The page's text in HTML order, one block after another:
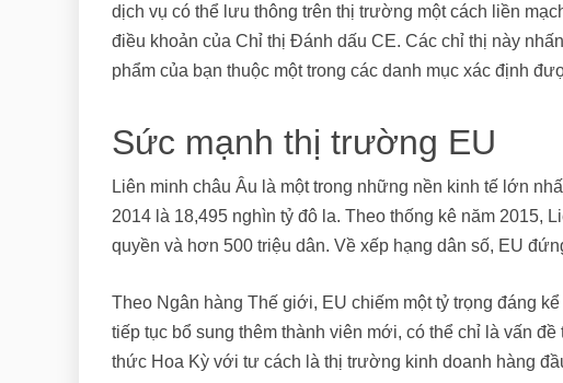
dịch vụ có thể lưu thông trên thị trường một cách liền
điều khoản của Chỉ thị Đánh dấu CE. Các chỉ thị này
phẩm của bạn thuộc một trong các danh mục xác định
Sức mạnh thị trường EU
Liên minh châu Âu là một trong những nền kinh tế lớn
2014 là 18,495 nghìn tỷ đô la. Theo thống kê năm 2015,
quyền và hơn 500 triệu dân. Về xếp hạng dân số, EU
Theo Ngân hàng Thế giới, EU chiếm một tỷ trọng đáng
tiếp tục bổ sung thêm thành viên mới, có thể chỉ là vấn
thức Hoa Kỳ với tư cách là thị trường kinh doanh hàng